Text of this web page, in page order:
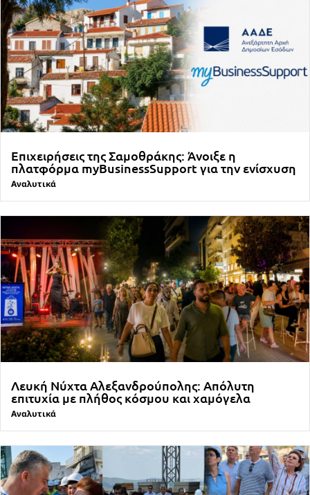
Επιχειρήσεις της Σαμοθράκης: Άνοιξε η
πλατφόρμα myBusinessSupport για την ενίσχυση
Αναλυτικά
Λευκή Νύχτα Αλεξανδρούπολης: Απόλυτη
επιτυχία με πλήθος κόσμου και χαμόγελα
Αναλυτικά